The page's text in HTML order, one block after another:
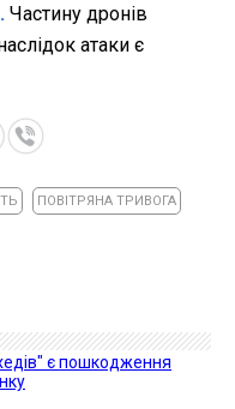
Частину дронів
атаки є
ПОВІТРЯНА ТРИВОГА
є пошкодження